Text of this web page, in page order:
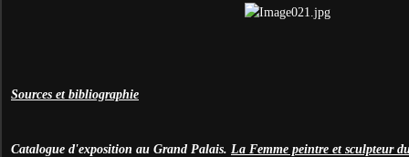
Sources et bibliographie
Catalogue d'exposition au Grand Palais. La Femme peintre et sculpteur